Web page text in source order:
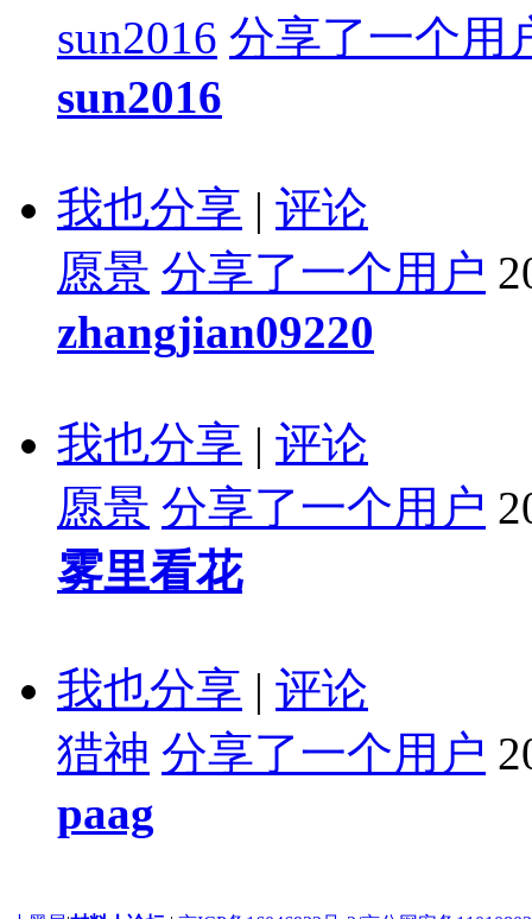
sun2016 分享了一个用
sun2016
我也分享 | 评论
愿景 分享了一个用户
zhangjian09220
我也分享 | 评论
愿景 分享了一个用户
雾里看花
我也分享 | 评论
猎神 分享了一个用户
paag